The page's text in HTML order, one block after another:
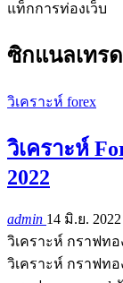
แท็กการท่องเว็บ
ซิกแนลเทร
วิเคราะห์ forex
วิเคราะห์
2022
admin 14 มิ.ย. 2022
วิเคราะห์ กราฟทอ
วิเคราะห์ กราฟท